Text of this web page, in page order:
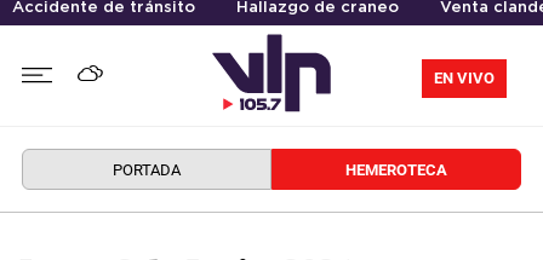
Accidente de tránsito Hallazgo de craneo Venta
EN VIVO
PORTADA HEMEROTECA